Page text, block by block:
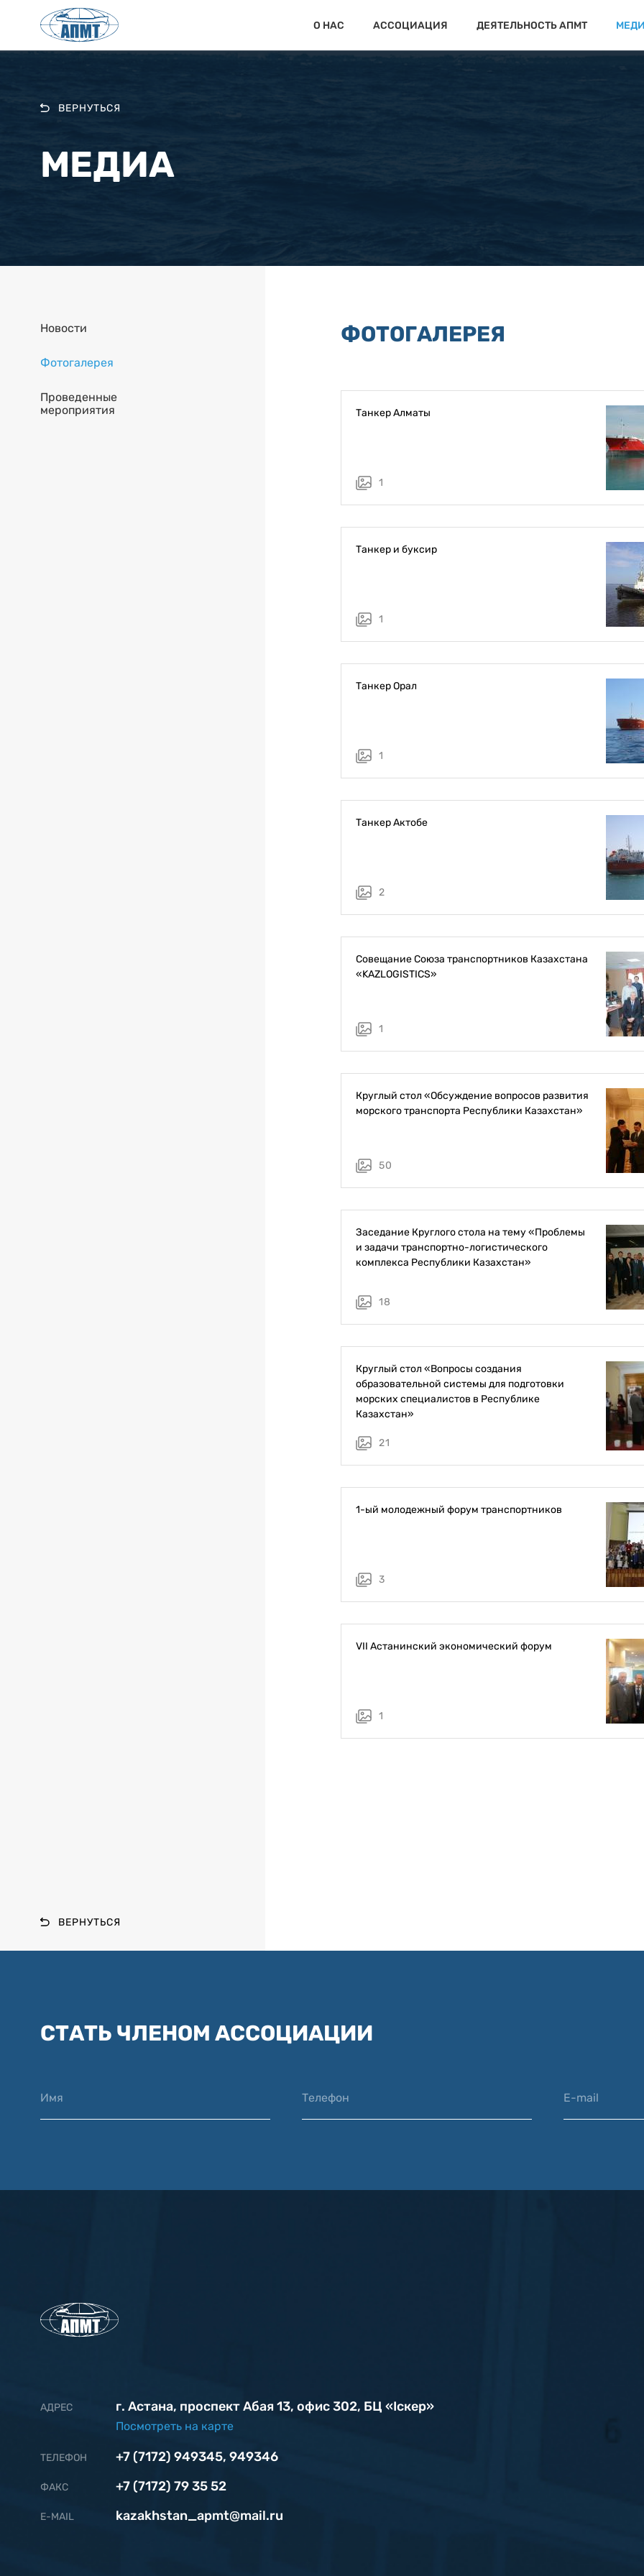
О НАС АССОЦИАЦИЯ ДЕЯТЕЛЬНОСТЬ АПМТ
ВЕРНУТЬСЯ
МЕДИА
Новости
Фотогалерея
Проведенные
мероприятия
ФОТОГАЛЕРЕЯ
Танкер Алматы
1
Танкер и буксир
1
Танкер Орал
1
Танкер Актобе
2
Совещание Союза транспортников Казахстана
«KAZLOGISTICS»
1
Круглый стол «Обсуждение вопросов развития
морского транспорта Республики Казахстан»
50
Заседание Круглого стола на тему «Проблемы
и задачи транспортно-логистического
комплекса Республики Казахстан»
18
Круглый стол «Вопросы создания
образовательной системы для подготовки
морских специалистов в Республике
Казахстан»
21
1-ый молодежный форум транспортников
3
VII Астанинский экономический форум
1
ВЕРНУТЬСЯ
СТАТЬ ЧЛЕНОМ АССОЦИАЦИИ
Имя Телефон E-mail
АДРЕС г. Астана, проспект Абая 13, офис 302, БЦ «Iскер»
Посмотреть на карте
ТЕЛЕФОН +7 (7172) 949345, 949346
ФАКС +7 (7172) 79 35 52
Е-MAIL kazakhstan_apmt@mail.ru